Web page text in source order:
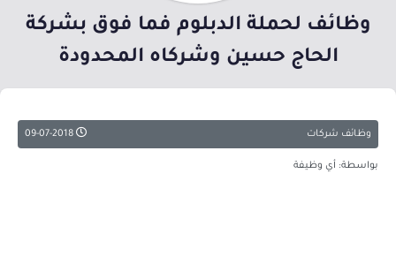
وظائف لحملة الدبلوم فما فوق بشركة
الحاج حسين وشركاه المحدودة
وظائف شركات
بواسطة: أي وظيفة